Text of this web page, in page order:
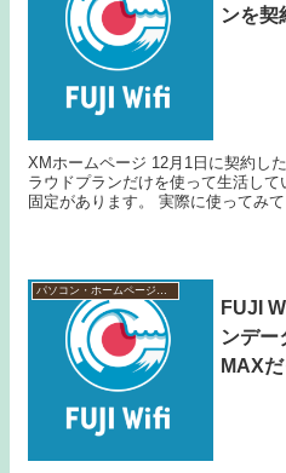
ンを契
XMホームページ 12月1日に契約したFUJI Wifiの新プラン、快適！ク
ラウドプランだけを使って生活しています。 一応、
固定があります。 実際に使ってみてまだ4日目なんですけど、その使
パソコン・ホームページ作成
FUJI
ンデー
MAX